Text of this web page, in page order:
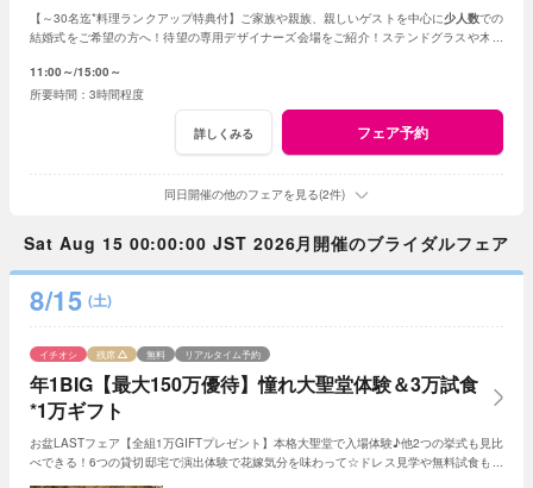
【～30名迄*料理ランクアップ特典付】ご家族や親族、親しいゲストを中心に少人数での
結婚式をご希望の方へ！待望の専用デザイナーズ会場をご紹介！ステンドグラスや木目
11:00～ 15:00～
3時間程度
詳しくみる フェア予約
同日開催の他のフェアを見る(2件)
Sat Aug 15 00:00:00 JST 2026月開催のブライダルフェア
8/15 (土)
年1BIG【最大150万優待】憧れ大聖堂体験＆3万試食
*1万ギフト
イチオシ 残席 無料 リアルタイム予約
お盆LASTフェア【全組1万GIFTプレゼント】本格大聖堂で入場体験♪他2つの挙式も見比
べできる！6つの貸切邸宅で演出体験で花嫁気分を味わって☆ドレス見学や無料試食も◎